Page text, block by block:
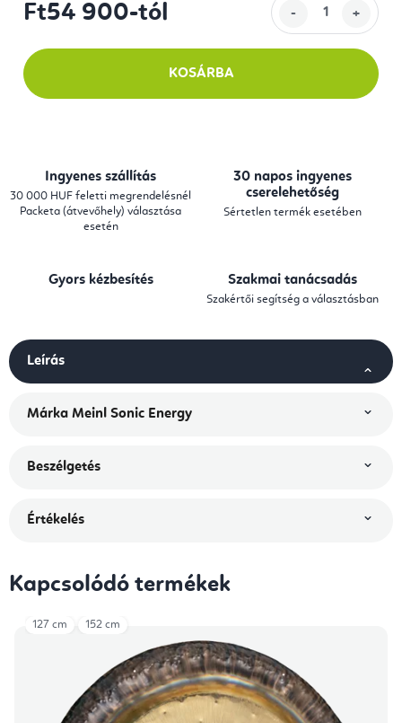
Ft54 900-tól
KOSÁRBA
Ingyenes szállítás
30 000 HUF feletti megrendelésnél
Packeta (átvevőhely) választása
esetén
30 napos ingyenes
cserelehetőség
Sértetlen termék esetében
Gyors kézbesítés Szakmai tanácsadás
Szakértői segítség a választásban
Leírás
Márka Meinl Sonic Energy
Beszélgetés
Értékelés
Kapcsolódó termékek
127 cm 152 cm